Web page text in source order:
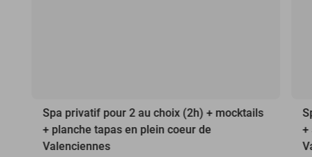
Spa privatif pour 2 au choix (2h) + mocktails
+ planche tapas en plein coeur de
Valenciennes
+